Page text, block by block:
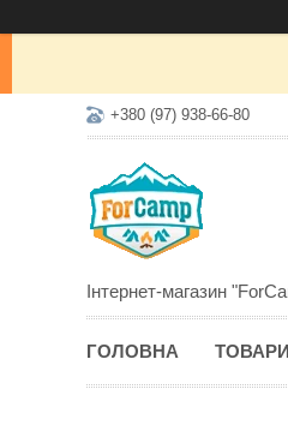
+380 (97) 938-66-80
Інтернет-магазин
ГОЛОВНА